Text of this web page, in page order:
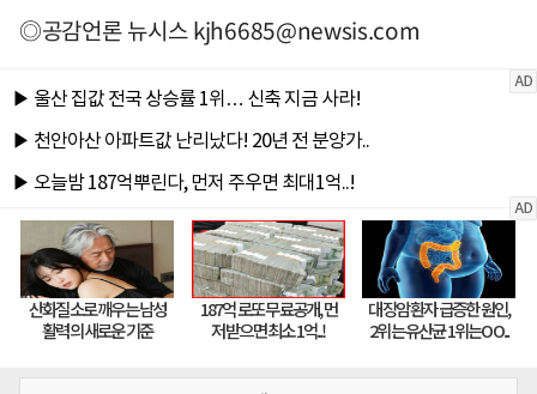
◎공감언론 뉴시스kjh6685@newsis.com